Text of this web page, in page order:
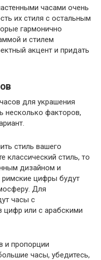
часами очень
их стиля с остальным
гармонично
и стилем
акцент и придать
для украшения
несколько факторов,
стиль вашего
классический стиль, то
дизайном и
римские цифры будут
Для
часы с
или с арабскими
и пропорции
часы, убедитесь,